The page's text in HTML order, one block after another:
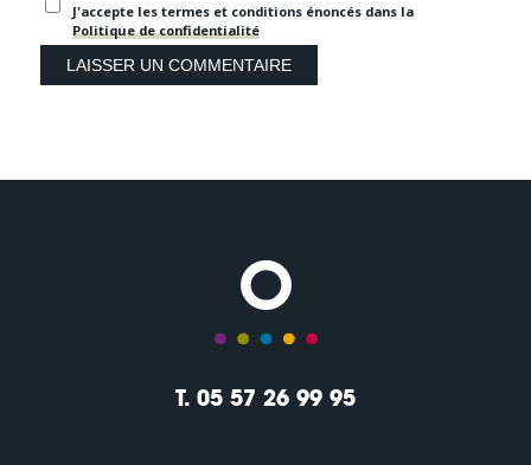
J'accepte les termes et conditions énoncés dans la
Politique de confidentialité
T. 05 57 26 99 95